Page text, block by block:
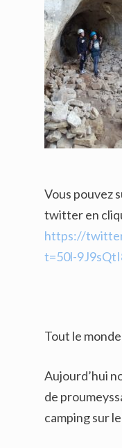
Vous pouvez
twitter en
https://
t=50l-
Tout le
Aujourd’hui
de
camping sur